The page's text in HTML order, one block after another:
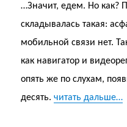
…Значит, едем. Но как?
складывалась такая:
мобильной связи нет.
как навигатор и
опять же по слухам,
десять.читать дальше…